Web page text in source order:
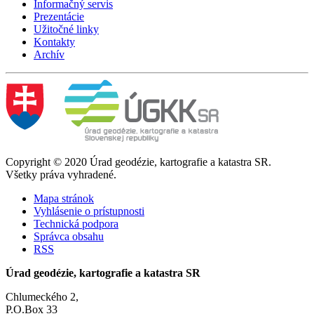
Informačný servis
Prezentácie
Užitočné linky
Kontakty
Archív
Copyright © 2020 Úrad geodézie, kartografie a katastra SR.
Všetky práva vyhradené.
Mapa stránok
Vyhlásenie o prístupnosti
Technická podpora
Správca obsahu
RSS
Úrad geodézie, kartografie a katastra SR
Chlumeckého 2,
P.O.Box 33